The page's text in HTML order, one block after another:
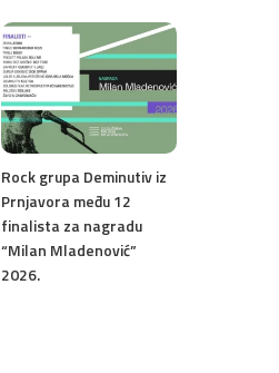
Rock grupa Deminutiv iz
Prnjavora među 12
finalista za nagradu
“Milan Mladenović”
2026.